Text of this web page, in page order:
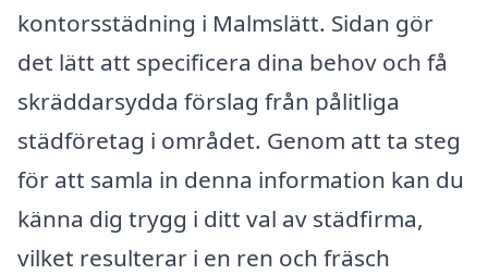
kontorsstädning i Malmslätt. Sidan gör
det lätt att specificera dina behov och få
skräddarsydda förslag från pålitliga
städföretag i området. Genom att ta steg
för att samla in denna information kan du
känna dig trygg i ditt val av städfirma,
vilket resulterar i en ren och fräsch